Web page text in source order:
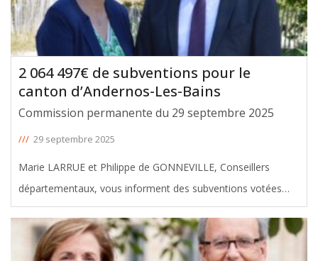
2 064 497€ de subventions pour le
canton d’Andernos-Les-Bains
Commission permanente du 29 septembre 2025
/// 29 septembre 2025
Marie LARRUE et Philippe de GONNEVILLE, Conseillers
départementaux, vous informent des subventions votées
avec leur soutien en faveur du canton d’Andernos-Les-Bains,
lors de la Commission Permanente du 29 septembre 2025.
Le montant total de[ … ]